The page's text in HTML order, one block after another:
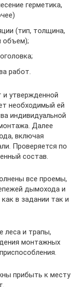
герметика,
(тип, толщина,
объем);
работ.
и утвержденной
необходимый ей
индивидуальной
Далее
включая
Проверяется по
состав.
все проемы,
дымохода и
в задании так и
леса и трапы,
монтажных
прибыть к месту